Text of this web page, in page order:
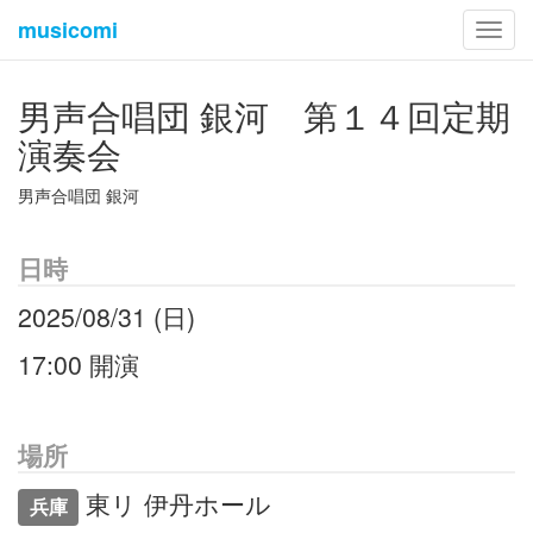
musicomi
男声合唱団 銀河 第１４回定期
演奏会
男声合唱団 銀河
日時
2025/08/31 (日)
17:00 開演
場所
兵庫 東リ 伊丹ホール